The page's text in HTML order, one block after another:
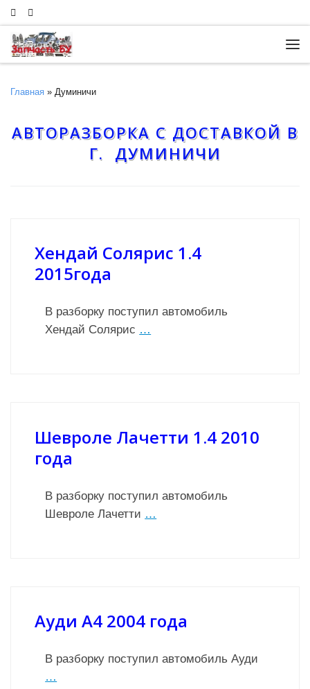
Skip to content
Главная » Думиничи
АВТОРАЗБОРКА С ДОСТАВКОЙ В
Г. ДУМИНИЧИ
Хендай Солярис 1.4
2015года
В разборку поступил автомобиль
Хендай Солярис …
Шевроле Лачетти 1.4 2010
года
В разборку поступил автомобиль
Шевроле Лачетти …
Ауди А4 2004 года
В разборку поступил автомобиль Ауди
…